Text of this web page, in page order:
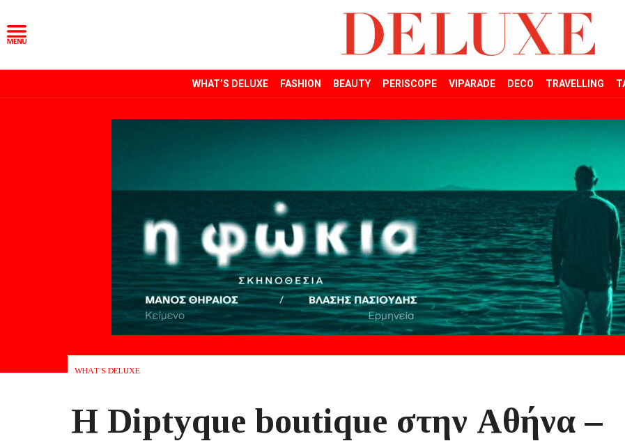
WHAT’S DELUXE FASHION BEAUTY PERISCOPE VIPARADE DECO TRAVELLING
WHAT’S DELUXE
Η Diptyque boutique στην Αθήνα –